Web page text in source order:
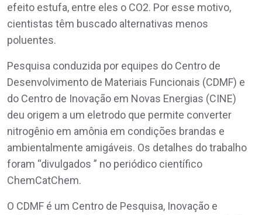
efeito estufa, entre eles o CO2. Por esse motivo,
cientistas têm buscado alternativas menos
poluentes.
Pesquisa conduzida por equipes do Centro de
Desenvolvimento de Materiais Funcionais (CDMF) e
do Centro de Inovação em Novas Energias (CINE)
deu origem a um eletrodo que permite converter
nitrogênio em amônia em condições brandas e
ambientalmente amigáveis. Os detalhes do trabalho
foram “divulgados ” no periódico científico
ChemCatChem.
O CDMF é um Centro de Pesquisa, Inovação e